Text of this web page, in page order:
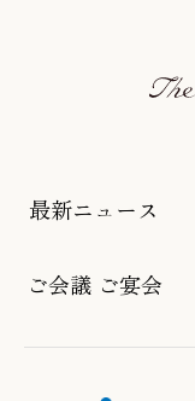
最新ニュース
ご会議 ご宴会